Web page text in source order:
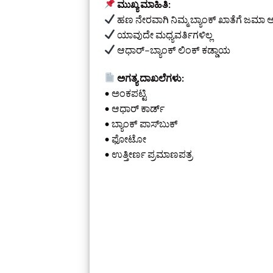
ಮುಖ್ಯ ಮಾಹಿತಿ:
ಹಣ ನೇರವಾಗಿ ನಿಮ್ಮ ಬ್ಯಾಂಕ್ ಖಾತೆಗೆ ಜಮಾ
ಯಾವುದೇ ಮಧ್ಯವರ್ತಿಗಳಿಲ್ಲ
ಆಧಾರ್–ಬ್ಯಾಂಕ್ ಲಿಂಕ್ ಕಡ್ಡಾಯ
ಅಗತ್ಯ ದಾಖಲೆಗಳು:
• ಅಂಕಪಟ್ಟಿ
• ಆಧಾರ್ ಕಾರ್ಡ್
• ಬ್ಯಾಂಕ್ ಪಾಸ್‌ಬುಕ್
• ಫೋಟೋ
• ಉತ್ತೀರ್ಣ ಪ್ರಮಾಣಪತ್ರ